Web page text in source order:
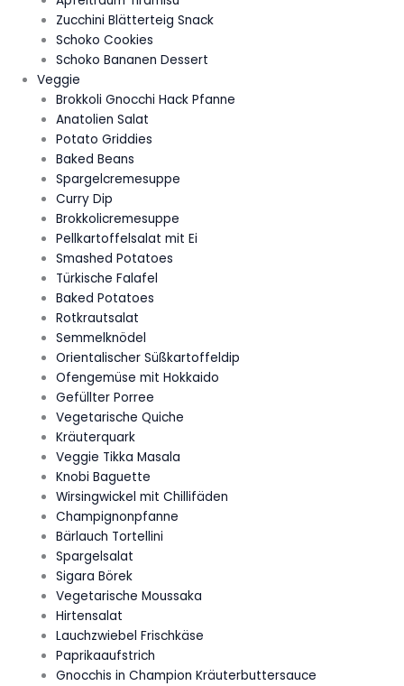
Zucchini Blätterteig Snack
Schoko Cookies
Schoko Bananen Dessert
Veggie
Brokkoli Gnocchi Hack Pfanne
Anatolien Salat
Potato Griddies
Baked Beans
Spargelcremesuppe
Curry Dip
Brokkolicremesuppe
Pellkartoffelsalat mit Ei
Smashed Potatoes
Türkische Falafel
Baked Potatoes
Rotkrautsalat
Semmelknödel
Orientalischer Süßkartoffeldip
Ofengemüse mit Hokkaido
Gefüllter Porree
Vegetarische Quiche
Kräuterquark
Veggie Tikka Masala
Knobi Baguette
Wirsingwickel mit Chillifäden
Champignonpfanne
Bärlauch Tortellini
Spargelsalat
Sigara Börek
Vegetarische Moussaka
Hirtensalat
Lauchzwiebel Frischkäse
Paprikaaufstrich
Gnocchis in Champion Kräuterbuttersauce